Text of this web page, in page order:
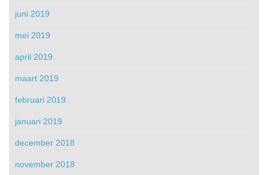
juni 2019
mei 2019
april 2019
maart 2019
februari 2019
januari 2019
december 2018
november 2018